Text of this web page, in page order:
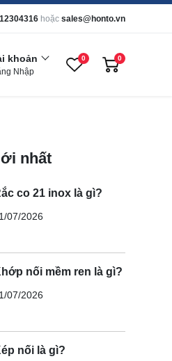
hoặc sales@honto.vn
khoản
Nhập
0 0
nhất
co 21 inox là gì?
07/2026
nối mềm ren là gì?
07/2026
nối là gì?